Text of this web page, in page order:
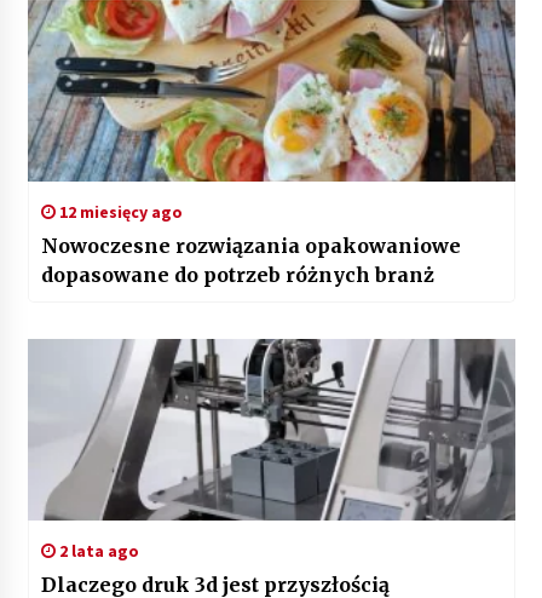
12 miesięcy ago
Nowoczesne rozwiązania opakowaniowe
dopasowane do potrzeb różnych branż
2 lata ago
Dlaczego druk 3d jest przyszłością